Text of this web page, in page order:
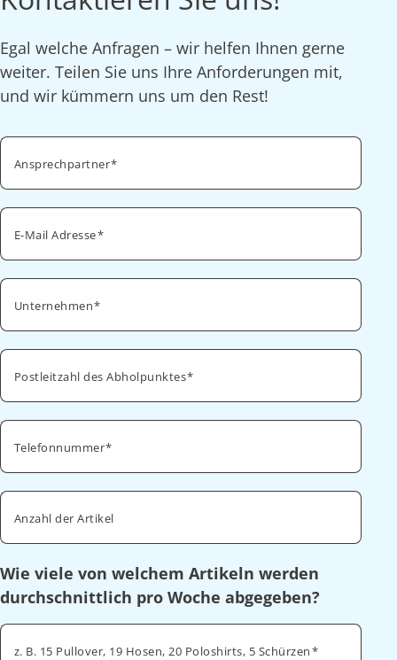
Egal welche Anfragen – wir helfen Ihnen gerne
weiter. Teilen Sie uns Ihre Anforderungen mit,
und wir kümmern uns um den Rest!
Ansprechpartner
E-Mail Adresse
Unternehmen
Postleitzahl des Abholpunktes
Telefonnummer
Anzahl der Artikel
Wie viele von welchem Artikeln werden
durchschnittlich pro Woche abgegeben?
z. B. 15 Pullover, 19 Hosen, 20 Poloshirts, 5 Schürzen